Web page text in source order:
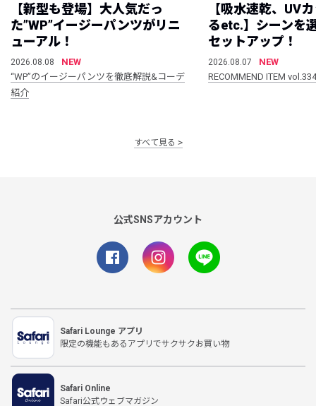
【新型も登場】大人気だっ
た”WP”イージーパンツがリニ
ューアル！
2026.08.08
NEW
“WP”のイージーパンツを徹底解説&コーデ
紹介
【吸水速乾、UV
るetc.】シーンを
セットアップ！
2026.08.07
NEW
RECOMMEND ITEM vol.334
すべて見る
公式SNSアカウント
Safari Lounge アプリ
限定の機能もあるアプリでサクサクお買い物
Safari Online
Safari公式ウェブマガジン